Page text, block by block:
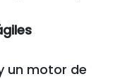
un motor de